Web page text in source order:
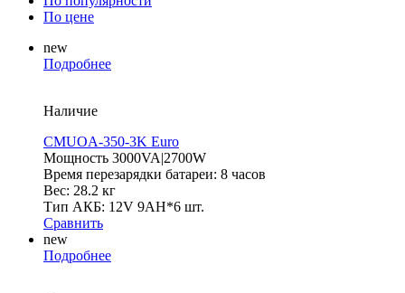
По цене
new
Подробнее
Наличие
CMUOA-350-3K Euro
Мощность 3000VA|2700W
Время перезарядки батареи: 8 часов
Вес: 28.2 кг
Тип АКБ: 12V 9AH*6 шт.
Сравнить
new
Подробнее